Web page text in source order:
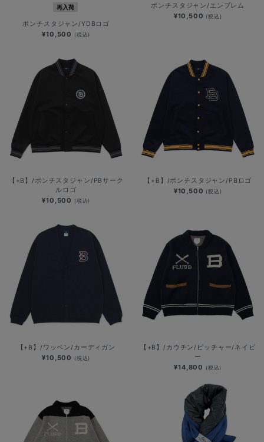
再入荷
ポンチスタジャン/YDBロゴ
¥10,500 (税込)
ポンチスタジャン/エンブレム
¥10,500 (税込)
【+B】/ポンチスタジャン/PBサーク
ルロゴ
¥10,500 (税込)
【+B】/ポンチスタジャン/PBロゴ
¥10,500 (税込)
【+B】/ワッペン/カーディガン
¥10,500 (税込)
【+B】/カウチン/ピッチャー/ネイビ
ー
¥14,800 (税込)